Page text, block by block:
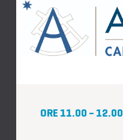
ORE 11.00 – 12.00